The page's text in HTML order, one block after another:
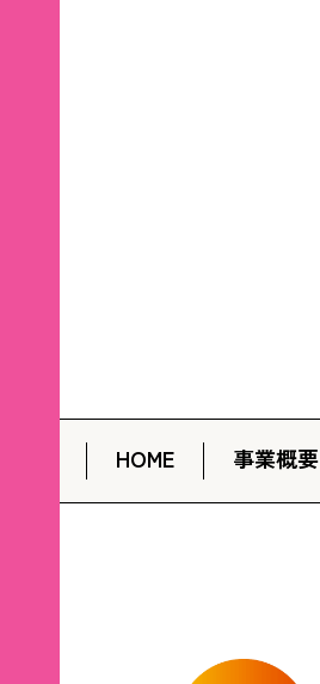
HOME 事業概要